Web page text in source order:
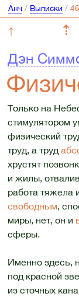
Анч/ Выписки /
↑ ⇡
Дэн
Только на
стимулятором
физический
труд, а труд
хрустят
и жилы,
работа тяжела
свободным,
миры, нет, он и
сферы.
Именно здесь,
под красной
из сточных